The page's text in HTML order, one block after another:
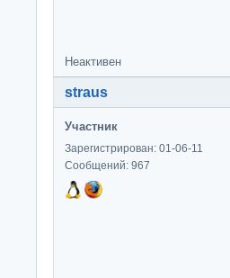
Неактивен
straus
Участник
Зарегистрирован: 01-06-11
Сообщений: 967